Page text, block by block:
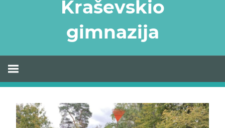
Kraševskio
gimnazija